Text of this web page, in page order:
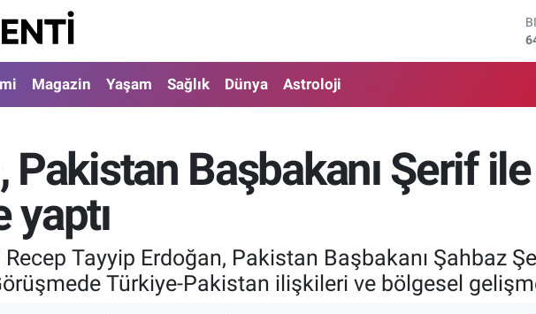
Magazin Yaşam Sağlık Dünya Astroloji
Pakistan Başbakanı Şerif
yaptı
Recep Tayyip Erdoğan, Pakistan Başbakanı Şahbaz
Türkiye-Pakistan ilişkileri ve bölgesel